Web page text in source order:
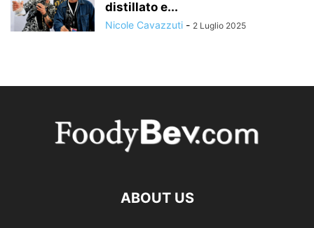
distillato e...
Nicole Cavazzuti - 2 Luglio 2025
ABOUT US